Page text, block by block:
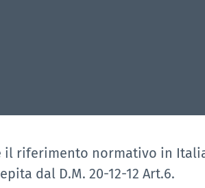
il riferimento normativo in
dal D.M. 20-12-12 Art.6.